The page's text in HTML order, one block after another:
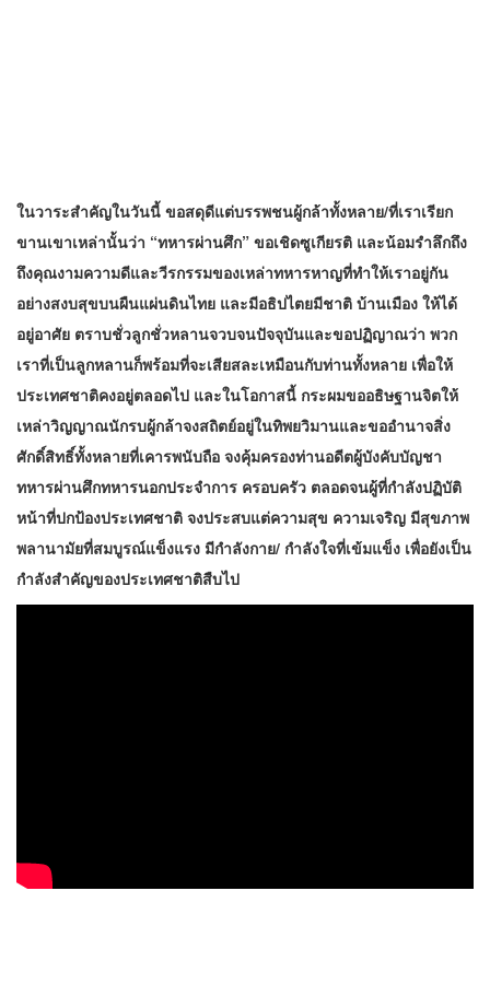
ในวาระสำคัญในวันนี้ ขอสดุดีแต่บรรพชนผู้กล้าทั้งหลาย/ที่เราเรียก
ขานเขาเหล่านั้นว่า “ทหารผ่านศึก” ขอเชิดซูเกียรติ และน้อมรำลึกถึง
ถึงคุณงามความดีและวีรกรรมของเหล่าทหารหาญที่ทำให้เราอยู่กัน
อย่างสงบสุขบนผืนแผ่นดินไทย และมีอธิปไตยมีชาติ บ้านเมือง ให้ได้
อยู่อาศัย ตราบชั่วลูกชั่วหลานจวบจนปัจจุบันและขอปฏิญาณว่า พวก
เราที่เป็นลูกหลานก็พร้อมที่จะเสียสละเหมือนกับท่านทั้งหลาย เพื่อให้
ประเทศชาติคงอยู่ตลอดไป และในโอกาสนี้ กระผมขออธิษฐานจิตให้
เหล่าวิญญาณนักรบผู้กล้าจงสถิตย์อยู่ในทิพยวิมานและขออำนาจสิ่ง
ศักดิ์สิทธิ์ทั้งหลายที่เคารพนับถือ จงคุ้มครองท่านอดีตผู้บังคับบัญชา
ทหารผ่านศึกทหารนอกประจำการ ครอบครัว ตลอดจนผู้ที่กำลังปฏิบัติ
หน้าที่ปกป้องประเทศชาติ จงประสบแต่ความสุข ความเจริญ มีสุขภาพ
พลานามัยที่สมบูรณ์แข็งแรง มีกำลังกาย/ กำลังใจที่เข้มแข็ง เพื่อยังเป็น
กำลังสำคัญของประเทศชาติสืบไป